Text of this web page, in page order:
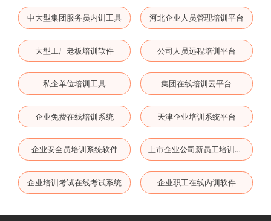
中大型集团服务员内训工具 河北企业人员管理培训平台
大型工厂老板培训软件 公司人员远程培训平台
私企单位培训工具 集团在线培训云平台
企业免费在线培训系统 天津企业培训系统平台
企业安全员培训系统软件 上市企业公司新员工培训云平台
企业培训考试在线考试系统 企业职工在线内训软件